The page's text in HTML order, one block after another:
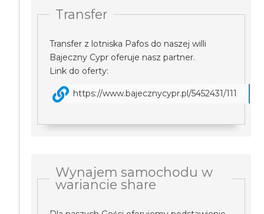
Transfer
Transfer z lotniska Pafos do naszej willi
Bajeczny Cypr oferuje nasz partner.
Link do oferty:
https://www.bajecznycypr.pl/5452431/111
Wynajem samochodu w
wariancie share